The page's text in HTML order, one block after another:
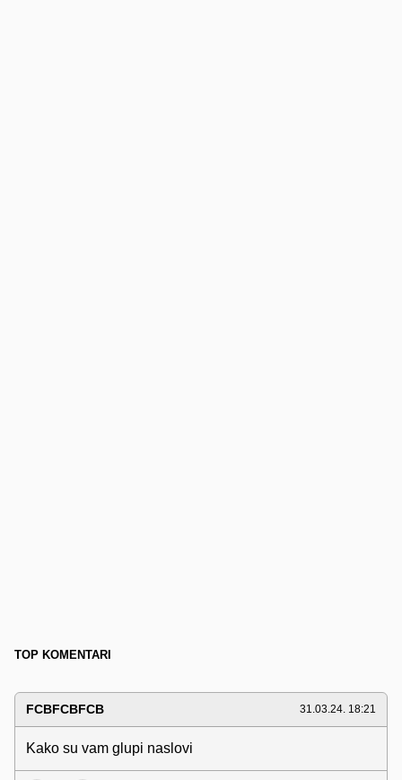
TOP KOMENTARI
FCBFCBFCB 31.03.24. 18:21
Kako su vam glupi naslovi